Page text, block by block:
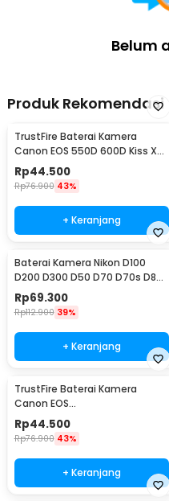
Belum
Produk Rekomendasi
TrustFire Baterai Kamera
Canon EOS 550D 600D Kiss X4
Rebel T2i 1800mAh - LP-E8
(Replika 1:1)
Rp44.500
Rp76.900 43%
+ Keranjang
Baterai Kamera Nikon D100
D200 D300 D50 D70 D70s D80
D90 D700 2750mAh - EN-EL3E
(Replika 1:1)
Rp69.300
Rp112.900 39%
+ Keranjang
TrustFire Baterai Kamera
Canon EOS
1000D/450D/500D/Kiss/Rebel
1600mAh - LP-E5
Rp44.500
Rp76.900 43%
+ Keranjang